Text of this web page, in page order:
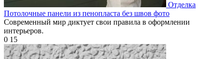
Отделка
Потолочные панели из пенопласта без швов фото
Современный мир диктует свои правила в оформлении
интерьеров.
0 15